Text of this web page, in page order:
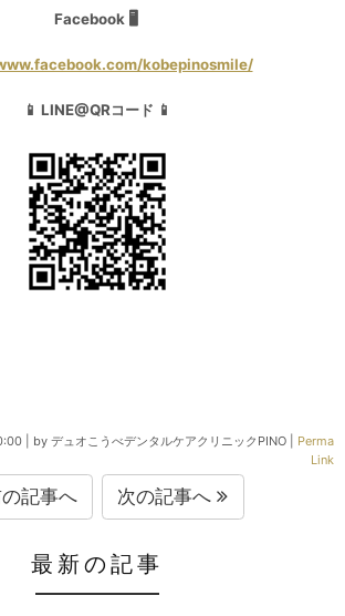
Facebook 🖥
kobepinosmile/
📱 LINE@QRコード 📱
by デュオこうべデンタルケアクリニックPINO
Perma
Link
記事へ 次の記事へ
最新の記事